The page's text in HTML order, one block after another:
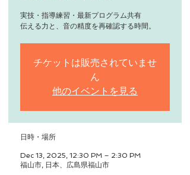
実技・指導練習・最新プログラム共有
伝える力と、音の精度を再確認する時間。
チケットは販売されていませ
ん
他のイベントを見る
日時・場所
Dec 13, 2025, 12:30 PM – 2:30 PM
福山市, 日本、広島県福山市